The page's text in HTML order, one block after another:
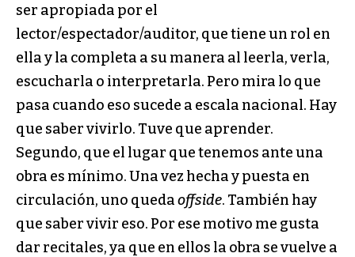
ser apropiada por el
lector/espectador/auditor, que tiene un rol en
ella y la completa a su manera al leerla, verla,
escucharla o interpretarla. Pero mira lo que
pasa cuando eso sucede a escala nacional. Hay
que saber vivirlo. Tuve que aprender.
Segundo, que el lugar que tenemos ante una
obra es mínimo. Una vez hecha y puesta en
circulación, uno quedaoffside. También hay
que saber vivir eso. Por ese motivo me gusta
dar recitales, ya que en ellos la obra se vuelve a